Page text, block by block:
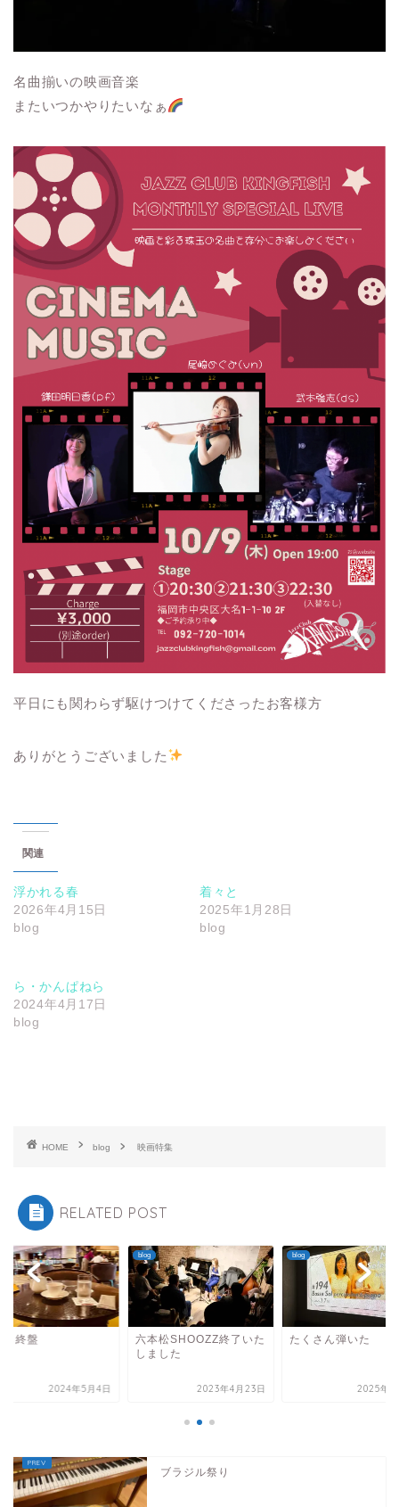
名曲揃いの映画音楽
またいつかやりたいなぁ
平日にも関わらず駆けつけてくださったお客様方
ありがとうございました
関連
浮かれる春
2026年4月15日
blog
着々と
2025年1月28日
blog
ら・かんぱねら
2024年4月17日
blog
HOME blog 映画特集
RELATED POST
松SHOOZZ終了いた
2023年4月23日
blog
たくさん弾いた
2025年3月9日
blog
連休も終盤
2024年5
ブラジル祭り